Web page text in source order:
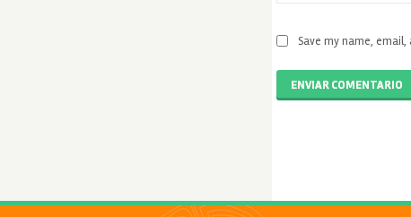
Save my name,
ENVIAR COMENTARIO